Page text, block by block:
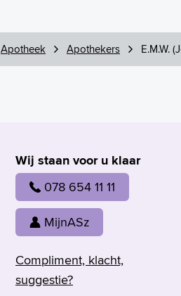
Apotheek Apothekers E.M.W.
Wij staan voor u klaar
078 654 11 11
MijnASz
Compliment, klacht,
suggestie?